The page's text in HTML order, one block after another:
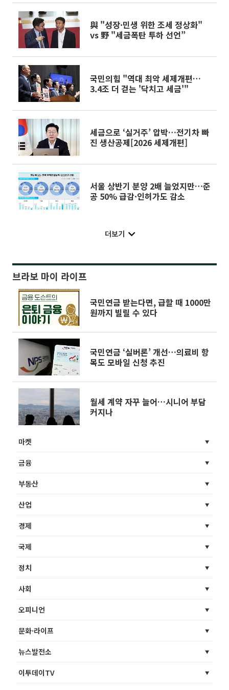
與 "성장·민생 위한 조세 정상화"
vs 野 "세금폭탄 투하 선언”
국민의힘 "역대 최악 세제개편…
3.4조 더 걷는 '닥치고 세금'"
세금으로 ‘실거주’ 압박…전기차 빠
진 생산공제[2026 세제개편]
서울 상반기 분양 2배 늘었지만…준
공 50% 급감·인허가도 감소
더보기
브라보 마이 라이프
국민연금 받는다면, 급할 때 1000만
원까지 빌릴 수 있다
국민연금 ‘실버론’ 개선…의료비 항
목도 모바일 신청 추진
월세 계약 자꾸 늘어…시니어 부담
커지나
마켓
금융
부동산
산업
경제
국제
정치
사회
오피니언
문화·라이프
뉴스발전소
이투데이TV